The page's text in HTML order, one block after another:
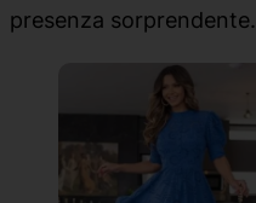
presenza sorprendente.